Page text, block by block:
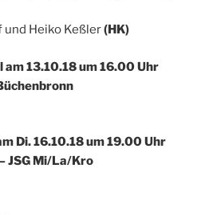
und Heiko Keßler(HK)
am 13.10.18 um 16.00 Uhr
Di. 16.10.18 um 19.00 Uhr
JSG Mi/La/Kro